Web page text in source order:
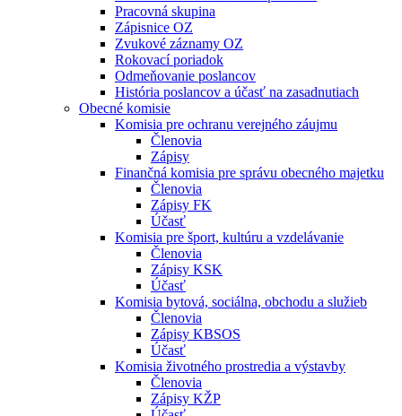
Pracovná skupina
Zápisnice OZ
Zvukové záznamy OZ
Rokovací poriadok
Odmeňovanie poslancov
História poslancov a účasť na zasadnutiach
Obecné komisie
Komisia pre ochranu verejného záujmu
Členovia
Zápisy
Finančná komisia pre správu obecného majetku
Členovia
Zápisy FK
Účasť
Komisia pre šport, kultúru a vzdelávanie
Členovia
Zápisy KSK
Účasť
Komisia bytová, sociálna, obchodu a služieb
Členovia
Zápisy KBSOS
Účasť
Komisia životného prostredia a výstavby
Členovia
Zápisy KŽP